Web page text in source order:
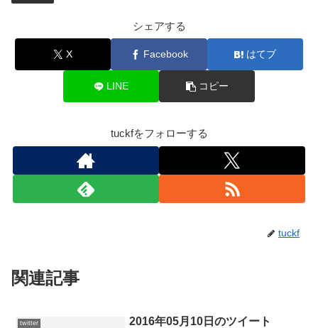
シェアする
X Facebook はてブ
LINE コピー
tuckfをフォローする
tuckf
関連記事
twitter 2016年05月10日のツイート